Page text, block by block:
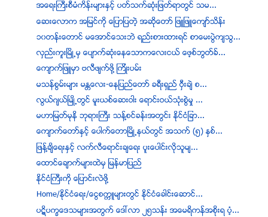
အေရးႀကီးစီမံကိန္းမ်ားႏွင့္ ပတ္သက္ဆုံးျဖတ္ရာတြင္ သမ...
ေဆးေလာက အျမင္ကုိ ေျပာျပတဲ့ အဆိုေတာ္ ျဖဴျဖဴေက်ာ္သိန္း
၁၀တန္းေတာင္ မေအာင္ေသးဘဲ ရည္းစားထားရင္ စာေမးပြဲက်သြ...
လွည္းကူးၿမိဳ႕မွ ေပ်ာက္ဆံုးေနေသာကေလးငယ္ ေဖ့စ္ဘြတ္ခ္...
ေက်ာက္​ျဖူ​မွာ ​ဗ​လီ​ဖ်က္​ဖို့ ​ၾကိုး​ပမ္း​
မသန္စြမ္းမ်ား မႏၲေလး-ေနျပည္ေတာ္ ခရီးရွည္ ဝွီးခ်ဲ စ...
လြယ္ဂ်ယ္ၿမဳိ႕တြင္ မူးယစ္ေဆးဝါး ေရာင္းဝယ္သုံးစြဲမႈ ...
မဟာျမတ္မုနိ ဘုရားႀကီး သန္႔စင္ခန္းအတြင္း ႏိုင္ငံျခာ...
ေက်ာက္ေတာ္ႏွင့္ ေပါက္ေတာျမိဳ႕နယ္တြင္ အသက္ (၅) ႏွစ္...
ျဖန္႔ခ်ိေရးႏွင့္ လက္လီေရာင္းခ်ေရး ပူးေပါင္းလိုသူမ်...
ေထာင္ေခ်ာက္မ်ားထဲမွ ျမန္မာျပည္
ႏိုင္ငံႀကီးကို ေျပာင္းလဲဖို႔
Home/နိုင္ငံေရး/ေငြစကၠဴမ်ားတြင္ နိုင္ငံေခါင္းေဆာင္...
ပဋိပကၡေဒသမ်ားအတြက္ ေဒၚလာ ၂၅သန္း အေမရိကန္အစိုးရ ပံ့...